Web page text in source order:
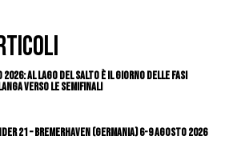
2026: al Lago del Salto è il giorno delle fasi
verso le semifinali
21 – Bremerhaven (Germania) 6-9 agosto 2026